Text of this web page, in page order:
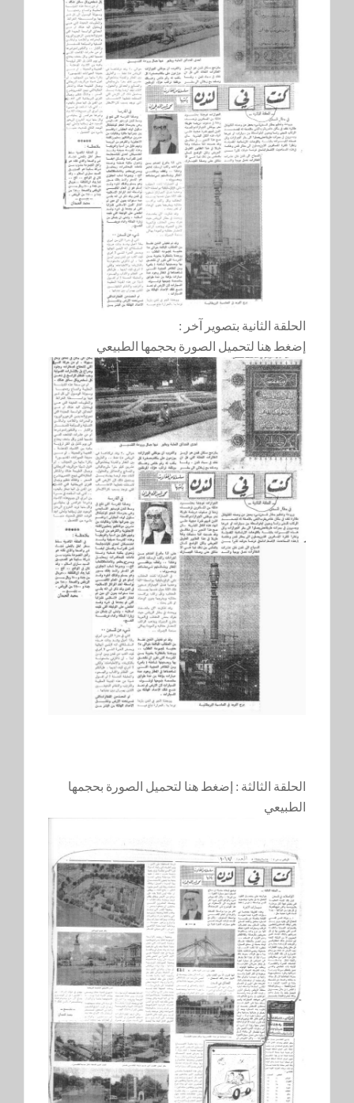
الحلقة الثانية بتصوير آخر :
إضغط هنا لتحميل الصورة بحجمها الطبيعي
الحلقة الثالثة : إضغط هنا لتحميل الصورة بحجمها
الطبيعي